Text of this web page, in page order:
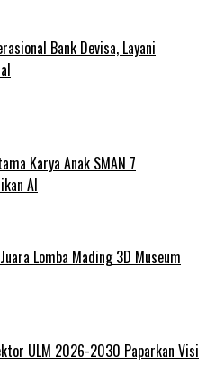
Bank Devisa, Layani
Karya Anak SMAN 7
AI
Lomba Mading 3D Museum
ULM 2026-2030 Paparkan Visi